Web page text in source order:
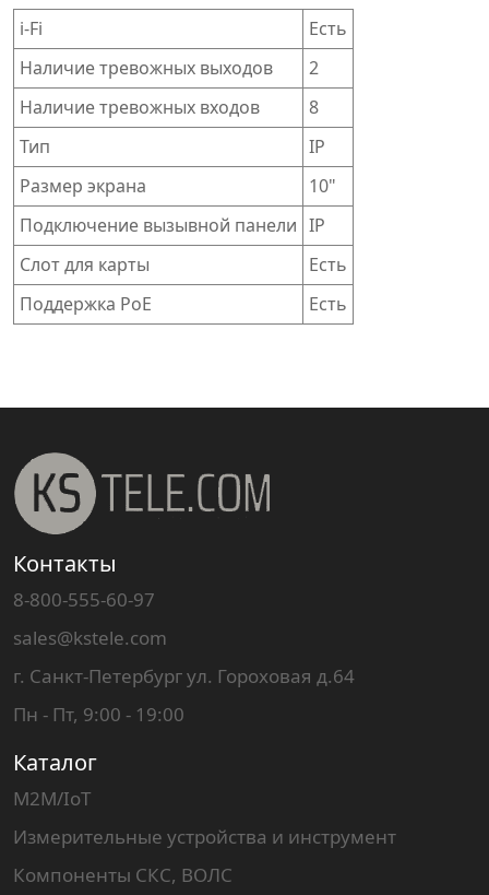
i-Fi
Есть
Наличие тревожных выходов
2
Наличие тревожных входов
8
Тип
IP
Размер экрана
10"
Подключение вызывной панели IP
Слот для карты
Есть
Поддержка PoE
Есть
Каталог
M2M/IoT
Измерительные устройства и инструмент
Компоненты СКС, ВОЛС
Контакты
8-800-555-60-97
sales@kstele.com
г. Санкт-Петербург ул. Гороховая д.64
Пн - Пт, 9:00 - 19:00